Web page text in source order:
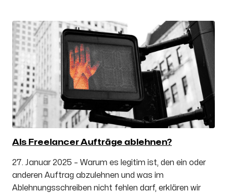
Als Freelancer Aufträge ablehnen?
27. Januar 2025 – Warum es legitim ist, den ein oder
anderen Auftrag abzulehnen und was im
Ablehnungsschreiben nicht fehlen darf, erklären wir